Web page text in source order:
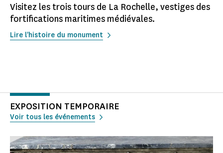
Visitez les trois tours de La Rochelle, vestiges des
fortifications maritimes médiévales.
Lire l'histoire du monument
EXPOSITION TEMPORAIRE
Voir tous les événements